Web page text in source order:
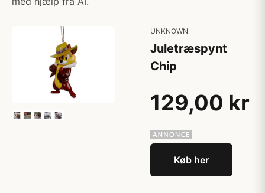
UNKNOWN
Juletræspynt
Chip
129,00 kr
Køb her